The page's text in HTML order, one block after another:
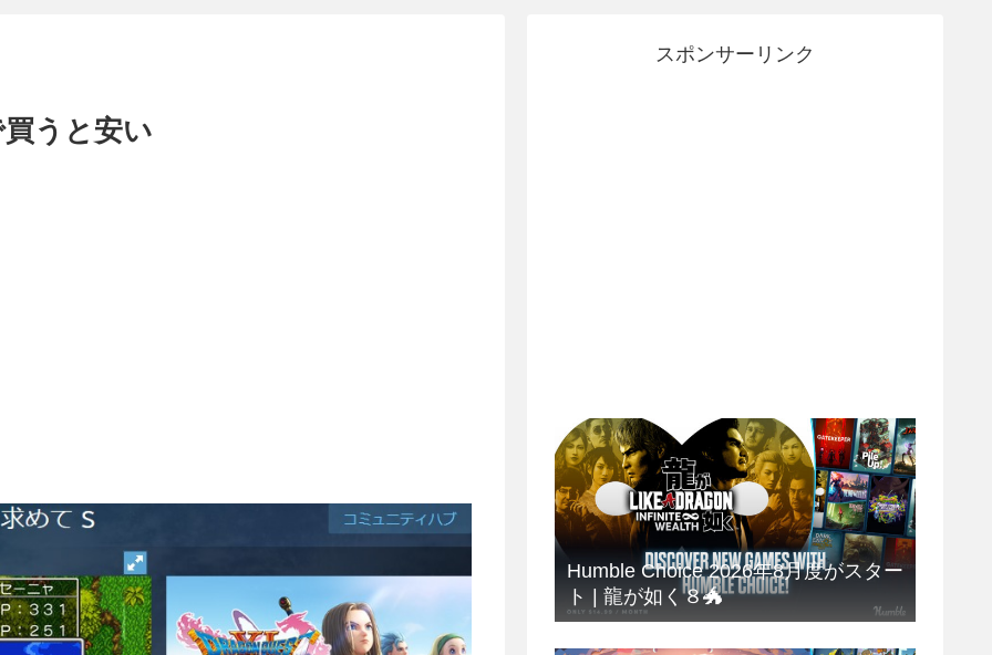
うと安い
スポンサーリンク
Humble Choice 2026年8月度がスター
ト | 龍が如く８🐲